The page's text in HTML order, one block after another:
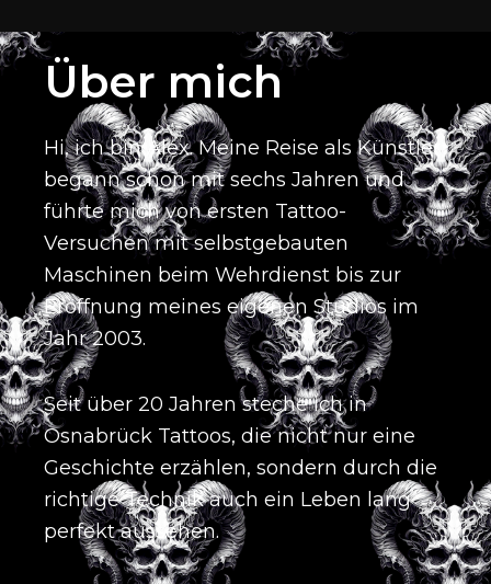
Über mich
Hi, ich bin Alex.Meine Reise als Künstler
begann schon mit sechs Jahren und
führte mich von ersten Tattoo-
Versuchen mit selbstgebauten
Maschinen beim Wehrdienst bis zur
Eröffnung meines eigenen Studios im
Jahr 2003.
Seit über 20 Jahren steche ich in
Osnabrück Tattoos, die nicht nur eine
Geschichte erzählen, sondern durch die
richtige Technik auch ein Leben lang
perfekt aussehen.